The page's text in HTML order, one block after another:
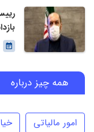
همه چیز درباره
امور مالیاتی